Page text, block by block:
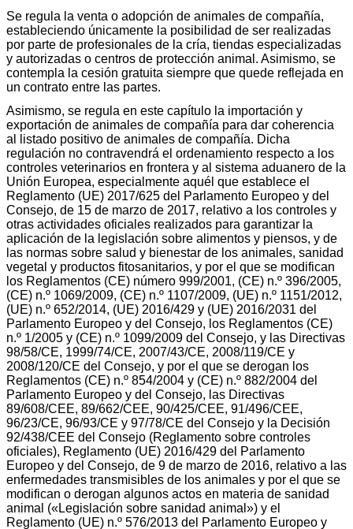
Se regula la venta o adopción de animales de compañía,
estableciendo únicamente la posibilidad de ser realizadas
por parte de profesionales de la cría, tiendas especializadas
y autorizadas o centros de protección animal. Asimismo, se
contempla la cesión gratuita siempre que quede reflejada en
un contrato entre las partes.
Asimismo, se regula en este capítulo la importación y
exportación de animales de compañía para dar coherencia
al listado positivo de animales de compañía. Dicha
regulación no contravendrá el ordenamiento respecto a los
controles veterinarios en frontera y al sistema aduanero de la
Unión Europea, especialmente aquél que establece el
Reglamento (UE) 2017/625 del Parlamento Europeo y del
Consejo, de 15 de marzo de 2017, relativo a los controles y
otras actividades oficiales realizados para garantizar la
aplicación de la legislación sobre alimentos y piensos, y de
las normas sobre salud y bienestar de los animales, sanidad
vegetal y productos fitosanitarios, y por el que se modifican
los Reglamentos (CE) número 999/2001, (CE) n.º 396/2005,
(CE) n.º 1069/2009, (CE) n.º 1107/2009, (UE) n.º 1151/2012,
(UE) n.º 652/2014, (UE) 2016/429 y (UE) 2016/2031 del
Parlamento Europeo y del Consejo, los Reglamentos (CE)
n.º 1/2005 y (CE) n.º 1099/2009 del Consejo, y las Directivas
98/58/CE, 1999/74/CE, 2007/43/CE, 2008/119/CE y
2008/120/CE del Consejo, y por el que se derogan los
Reglamentos (CE) n.º 854/2004 y (CE) n.º 882/2004 del
Parlamento Europeo y del Consejo, las Directivas
89/608/CEE, 89/662/CEE, 90/425/CEE, 91/496/CEE,
96/23/CE, 96/93/CE y 97/78/CE del Consejo y la Decisión
92/438/CEE del Consejo (Reglamento sobre controles
oficiales), Reglamento (UE) 2016/429 del Parlamento
Europeo y del Consejo, de 9 de marzo de 2016, relativo a las
enfermedades transmisibles de los animales y por el que se
modifican o derogan algunos actos en materia de sanidad
animal («Legislación sobre sanidad animal») y el
Reglamento (UE) n.º 576/2013 del Parlamento Europeo y